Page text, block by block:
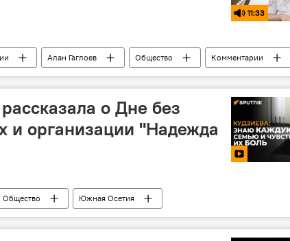
11:33
Алан Гаглоев Общество Комментарии
о Дне без
и организации "Надежда
Общество
Южная Осетия